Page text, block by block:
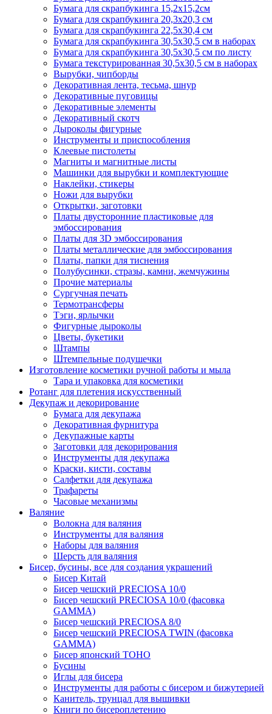
Бумага для скрапбукинга 15,2х15,2см
Бумага для скрапбукинга 20,3х20,3 см
Бумага для скрапбукинга 22,5х30,4 см
Бумага для скрапбукинга 30,5х30,5 см в наборах
Бумага для скрапбукинга 30,5х30,5 см по листу
Бумага текстурированная 30,5х30,5 см в наборах
Вырубки, чипборды
Декоративная лента, тесьма, шнур
Декоративные пуговицы
Декоративные элементы
Декоративный скотч
Дыроколы фигурные
Инструменты и приспособления
Клеевые пистолеты
Магниты и магнитные листы
Машинки для вырубки и комплектующие
Наклейки, стикеры
Ножи для вырубки
Открытки, заготовки
Платы двусторонние пластиковые для
эмбоссирования
Платы для 3D эмбоссирования
Платы металлические для эмбоссирования
Платы, папки для тиснения
Полубусинки, стразы, камни, жемчужины
Прочие материалы
Сургучная печать
Термотрансферы
Тэги, ярлычки
Фигурные дыроколы
Цветы, букетики
Штампы
Штемпельные подушечки
Изготовление косметики ручной работы и мыла
Тара и упаковка для косметики
Ротанг для плетения искусственный
Декупаж и декорирование
Бумага для декупажа
Декоративная фурнитура
Декупажные карты
Заготовки для декорирования
Инструменты для декупажа
Краски, кисти, составы
Салфетки для декупажа
Трафареты
Часовые механизмы
Валяние
Волокна для валяния
Инструменты для валяния
Наборы для валяния
Шерсть для валяния
Бисер, бусины, все для создания украшений
Бисер Китай
Бисер чешский PRECIOSA 10/0
Бисер чешский PRECIOSA 10/0 (фасовка
GAMMA)
Бисер чешский PRECIOSA 8/0
Бисер чешский PRECIOSA TWIN (фасовка
GAMMA)
Бисер японский TOHO
Бусины
Иглы для бисера
Инструменты для работы с бисером и бижутерией
Канитель, трунцал для вышивки
Книги по бисероплетению